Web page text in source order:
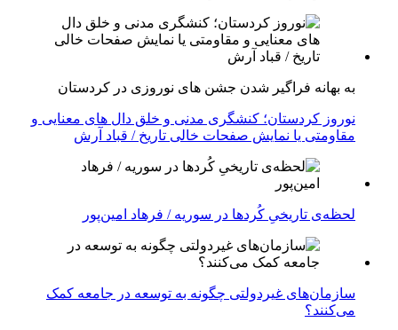
به بهانه فراگیر شدن جشن های نوروزی در کردستان
نوروز کردستان؛ کنشگری مدنی و خلق دال های معنایی و
مقاومتی یا نمایش صفحات خالی تاریخ / قباد آرش
لحظه‌ی تاریخیِ کُردها در سوریه / فرهاد امین‌پور
سازمان‌های غیردولتی چگونه به توسعه در جامعه کمک
می‌کنند؟